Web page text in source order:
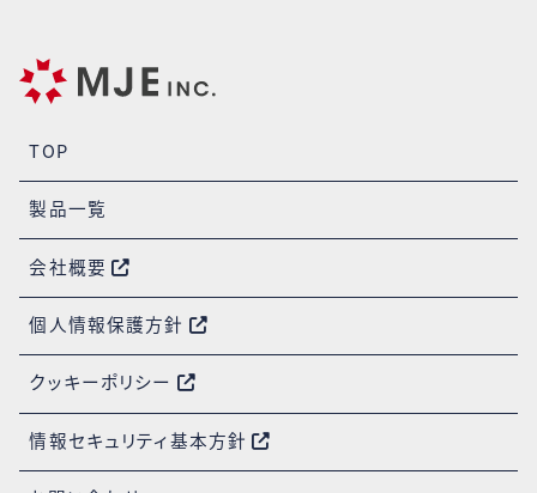
TOP
製品一覧
会社概要
個人情報保護方針
クッキーポリシー
情報セキュリティ基本方針